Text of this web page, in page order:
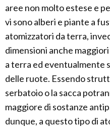
aree non molto estese e
vi sono alberi e piante a
atomizzatori da terra,
dimensioni anche
a terra ed eventualmente
delle ruote. Essendo
serbatoio o la sacca
maggiore di sostanze
dunque, a questo tipo di